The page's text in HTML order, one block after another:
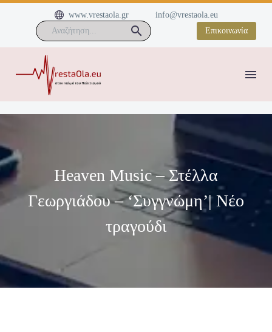

 www.vrestaola.gr
info@vrestaola.eu
Επικοινωνία
Heaven Music – Στέλλα
Γεωργιάδου – ‘Συγγνώμη’| Νέο
τραγούδι